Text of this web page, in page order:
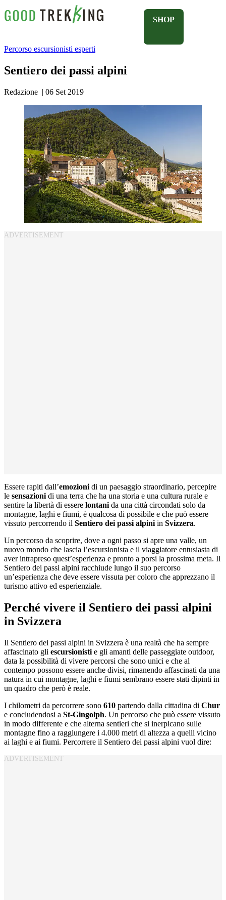
SHOP
Percorso escursionisti esperti
Sentiero dei passi alpini
Redazione | 06 Set 2019
Essere rapiti dall’emozionidi un paesaggio straordinario, percepire
le sensazionidi una terra che ha una storia e una cultura rurale e
sentire la libertà di essere lontanida una città circondati solo da
montagne, laghi e fiumi, è qualcosa di possibile e che può essere
vissuto percorrendo il Sentiero dei passi alpiniin Svizzera.
Un percorso da scoprire, dove a ogni passo si apre una valle, un
nuovo mondo che lascia l’escursionista e il viaggiatore entusiasta di
aver intrapreso quest’esperienza e pronto a porsi la prossima meta. Il
Sentiero dei passi alpini racchiude lungo il suo percorso
un’esperienza che deve essere vissuta per coloro che apprezzano il
turismo attivo ed esperienziale.
Perché vivere il Sentiero dei passi alpini
in Svizzera
Il Sentiero dei passi alpini in Svizzera è una realtà che ha sempre
affascinato gli escursionisti e gli amanti delle passeggiate outdoor,
data la possibilità di vivere percorsi che sono unici e che al
contempo possono essere anche divisi, rimanendo affascinati da una
natura in cui montagne, laghi e fiumi sembrano essere stati dipinti in
un quadro che però è reale.
I chilometri da percorrere sono 610 partendo dalla cittadina di Chur
e concludendosi a St-Gingolph. Un percorso che può essere vissuto
in modo differente e che alterna sentieri che si inerpicano sulle
montagne fino a raggiungere i 4.000 metri di altezza a quelli vicino
ai laghi e ai fiumi. Percorrere il Sentiero dei passi alpini vuol dire: